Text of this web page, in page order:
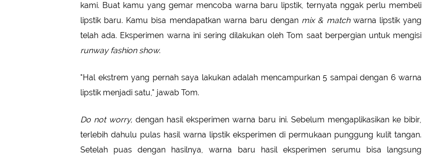
kami. Buat kamu yang gemar mencoba warna baru lipstik, ternyata nggak perlu membeli
lipstik baru. Kamu bisa mendapatkan warna baru dengan mix & matchwarna lipstik yang
telah ada. Eksperimen warna ini sering dilakukan oleh Tom saat berpergian untuk mengisi
runway fashion show.
"Hal ekstrem yang pernah saya lakukan adalah mencampurkan 5 sampai dengan 6 warna
lipstik menjadi satu," jawab Tom.
Do not worry, dengan hasil eksperimen warna baru ini. Sebelum mengaplikasikan ke bibir,
terlebih dahulu pulas hasil warna lipstik eksperimen di permukaan punggung kulit tangan.
Setelah puas dengan hasilnya, warna baru hasil eksperimen serumu bisa langsung